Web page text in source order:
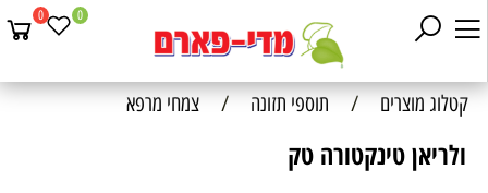
0 0
קטלוג מוצרים / תוספי תזונה / צמחי מרפא
ולריאן טינקטורה טק